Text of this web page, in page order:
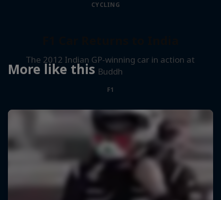
CYCLING
More like this
The 2012 Indian GP-winning car in action at
Buddh
F1